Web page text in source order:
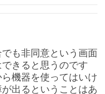
きると思うのです
機器を使ってはいけ
出るということはあ